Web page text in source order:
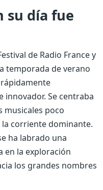
su día fue
de Radio France y
temporada de verano
Se centraba
musicales poco
corriente dominante.
ha labrado una
en la exploración
los grandes nombres